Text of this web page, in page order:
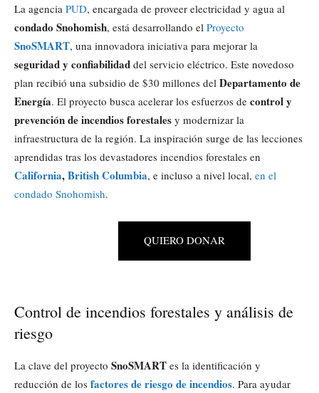
La agencia PUD, encargada de proveer electricidad y agua al
condado Snohomish, está desarrollando el Proyecto
SnoSMART, una innovadora iniciativa para mejorar la
seguridad y confiabilidad del servicio eléctrico. Este novedoso
plan recibió una subsidio de $30 millones del Departamento de
Energía. El proyecto busca acelerar los esfuerzos de control y
prevención de incendios forestales y modernizar la
infraestructura de la región. La inspiración surge de las lecciones
aprendidas tras los devastadores incendios forestales en
California,British Columbia, e incluso a nivel local, en el
condado Snohomish.
QUIERO DONAR
Control de incendios forestales y análisis de
riesgo
La clave del proyecto SnoSMART es la identificación y
reducción de los factores de riesgo de incendios. Para ayudar